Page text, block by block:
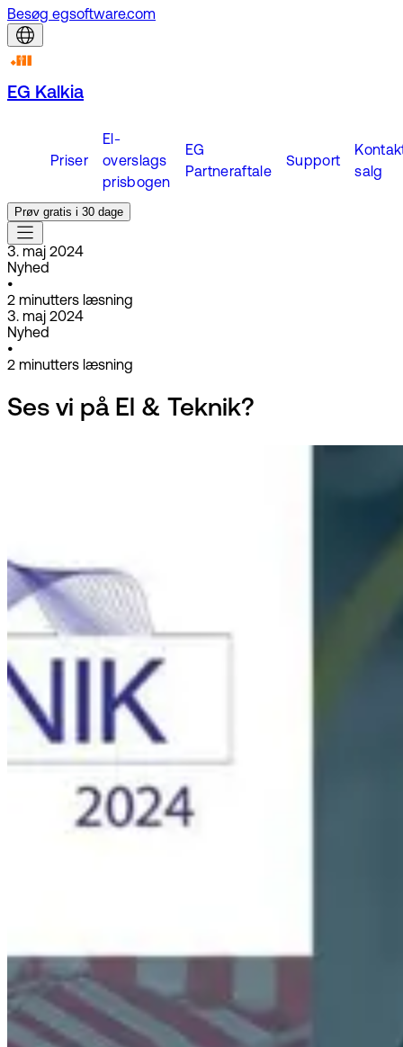
Besøg egsoftware.com
EG Kalkia
Priser
El-
overslags
prisbogen
EG
Partneraftale
Support
salg
Prøv gratis i 30 dage
3. maj 2024
Nyhed
•
2 minutters læsning
3. maj 2024
Nyhed
•
2 minutters læsning
Ses vi på El & Teknik?